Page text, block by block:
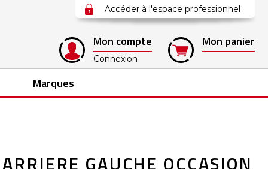
Accéder à l'espace professionnel
Mon compte
Connexion
Mon panier
Marques
GAUCHE OCCASION